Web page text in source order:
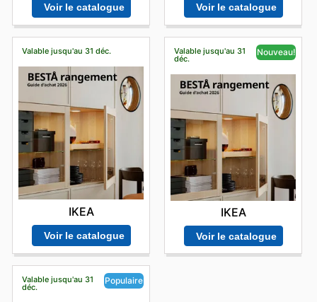
Voir le catalogue Voir le catalogue
Valable jusqu'au 31 déc.
IKEA
Voir le catalogue
Valable jusqu'au 31
déc.
Nouveau!
IKEA
Voir le catalogue
Valable jusqu'au 31
déc.
Populaire